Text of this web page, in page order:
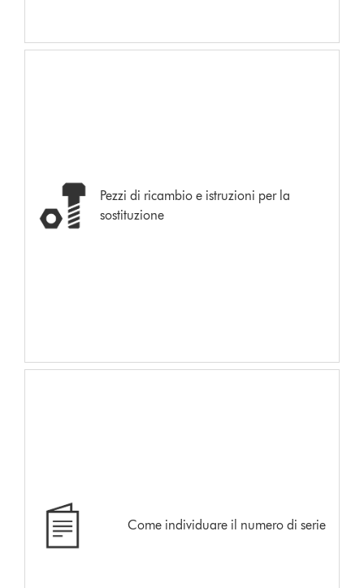
Pezzi di ricambio e istruzioni per la
sostituzione
Come individuare il numero di serie